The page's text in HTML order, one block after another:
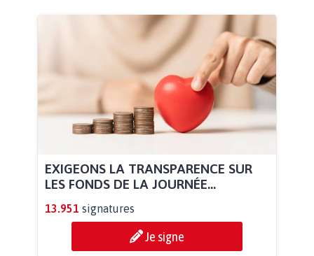
EXIGEONS LA TRANSPARENCE SUR
LES FONDS DE LA JOURNÉE...
13.951 signatures
Je signe